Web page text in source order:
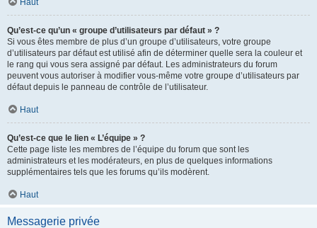
Haut
Qu’est-ce qu’un « groupe d’utilisateurs par défaut » ?
Si vous êtes membre de plus d’un groupe d’utilisateurs, votre groupe
d’utilisateurs par défaut est utilisé afin de déterminer quelle sera la couleur et
le rang qui vous sera assigné par défaut. Les administrateurs du forum
peuvent vous autoriser à modifier vous-même votre groupe d’utilisateurs par
défaut depuis le panneau de contrôle de l’utilisateur.
Haut
Qu’est-ce que le lien « L’équipe » ?
Cette page liste les membres de l’équipe du forum que sont les
administrateurs et les modérateurs, en plus de quelques informations
supplémentaires tels que les forums qu’ils modèrent.
Haut
Messagerie privée